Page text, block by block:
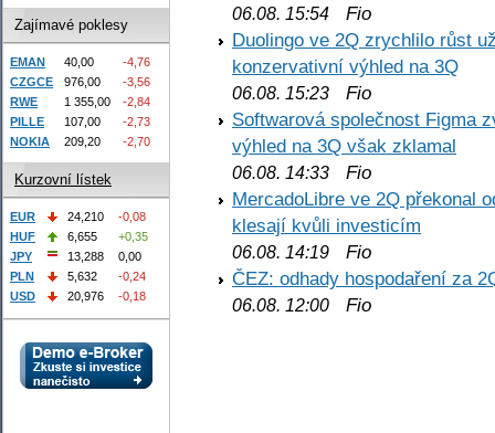
06.08. 15:54 Fio
Duolingo ve 2Q zrychlilo růst
konzervativní výhled na 3Q
06.08. 15:23 Fio
Softwarová společnost Figma
výhled na 3Q však zklamal
06.08. 14:33 Fio
MercadoLibre ve 2Q překonal
klesají kvůli investicím
06.08. 14:19 Fio
ČEZ: odhady hospodaření za
06.08. 12:00 Fio
Zajímavé poklesy
EMAN 40,00
-4,76
CZGCE
976,00
-3,56
RWE
1 355,00
-2,84
PILLE
107,00
-2,73
NOKIA
209,20 -2,70
Kurzovní lístek
EUR 24,210
-0,08
HUF
6,655
+0,35
JPY
13,288
0,00
PLN
5,632
-0,24
USD
20,976 -0,18